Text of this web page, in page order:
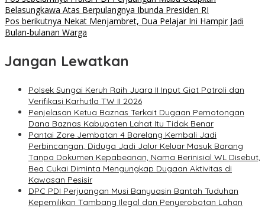
Belasungkawa Atas Berpulangnya Ibunda Presiden RI
Pos berikutnya Nekat Menjambret, Dua Pelajar Ini Hampir Jadi
Bulan-bulanan Warga
Jangan Lewatkan
Polsek Sungai Keruh Raih Juara II Input Giat Patroli dan
Verifikasi Karhutla TW II 2026
Penjelasan Ketua Baznas Terkait Dugaan Pemotongan
Dana Baznas Kabupaten Lahat Itu Tidak Benar
Pantai Zore Jembatan 4 Barelang Kembali Jadi
Perbincangan, Diduga Jadi Jalur Keluar Masuk Barang
Tanpa Dokumen Kepabeanan, Nama Berinisial WL Disebut,
Bea Cukai Diminta Mengungkap Dugaan Aktivitas di
Kawasan Pesisir
DPC PDI Perjuangan Musi Banyuasin Bantah Tuduhan
Kepemilikan Tambang Ilegal dan Penyerobotan Lahan